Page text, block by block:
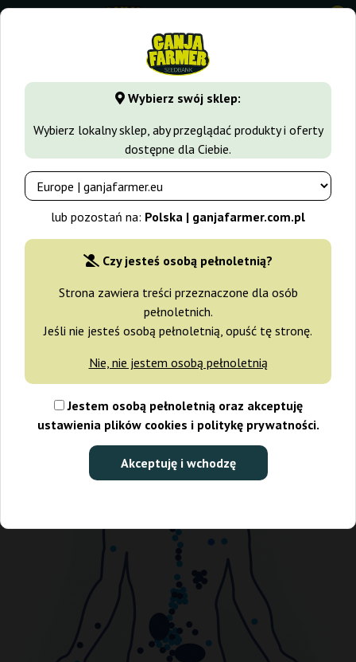
⭐ -40% Odmiany szybko rosnące ⭐
⏰ 2 dni 09:04:21
Wybierz swój sklep:
Wybierz lokalny sklep, aby przeglądać produkty i oferty
dostępne dla Ciebie.
lub pozostań na: Polska | ganjafarmer.com.pl
Czy jesteś osobą pełnoletnią?
Strona zawiera treści przeznaczone dla osób
pełnoletnich.
Jeśli nie jesteś osobą pełnoletnią, opuść tę stronę.
Nie, nie jestem osobą pełnoletnią
Jestem osobą pełnoletnią oraz akceptuję
ustawienia plików cookies i politykę prywatności.
Akceptuję i wchodzę
0
GanjaFarmer.com.pl Blog Działanie konopi Ludzki
Blog Ganja Farmer
Ludzki System
Endocannabinoidowy